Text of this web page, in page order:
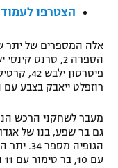
מדיניות פרטיות
תקנון פעילות ספורט
רשיון להקרנה
ספורט אתגרי
אומנויות לחימה
גיימינג E-Sports
הצטרפו לעמוד
אלה המספרים של יתר
רוזפלט ייאבק בצבע עם
מעבר לשחקני הרכש
גם בר שפע, בנו של
עם 10, בר טימור עם 11 ורפי מנקו 12.